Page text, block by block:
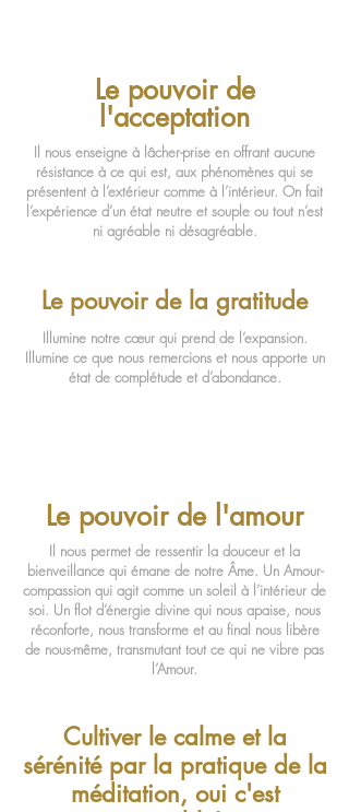
Le pouvoir de
l'acceptation
Il nous enseigne à lâcher-prise en offrant aucune
résistance à ce qui est, aux phénomènes qui se
présentent à l’extérieur comme à l’intérieur. On fait
l’expérience d’un état neutre et souple ou tout n’est
ni agréable ni désagréable.
Le pouvoir de la gratitude
Illumine notre cœur qui prend de l’expansion.
Illumine ce que nous remercions et nous apporte un
état de complétude et d’abondance.
Le pouvoir de l'amour
Il nous permet de ressentir la douceur et la
bienveillance qui émane de notre Âme. Un Amour-
compassion qui agit comme un soleil à l’intérieur de
soi. Un flot d’énergie divine qui nous apaise, nous
réconforte, nous transforme et au final nous libère
de nous-même, transmutant tout ce qui ne vibre pas
l’Amour.
Cultiver le calme et la
sérénité par la pratique de la
méditation, oui c'est